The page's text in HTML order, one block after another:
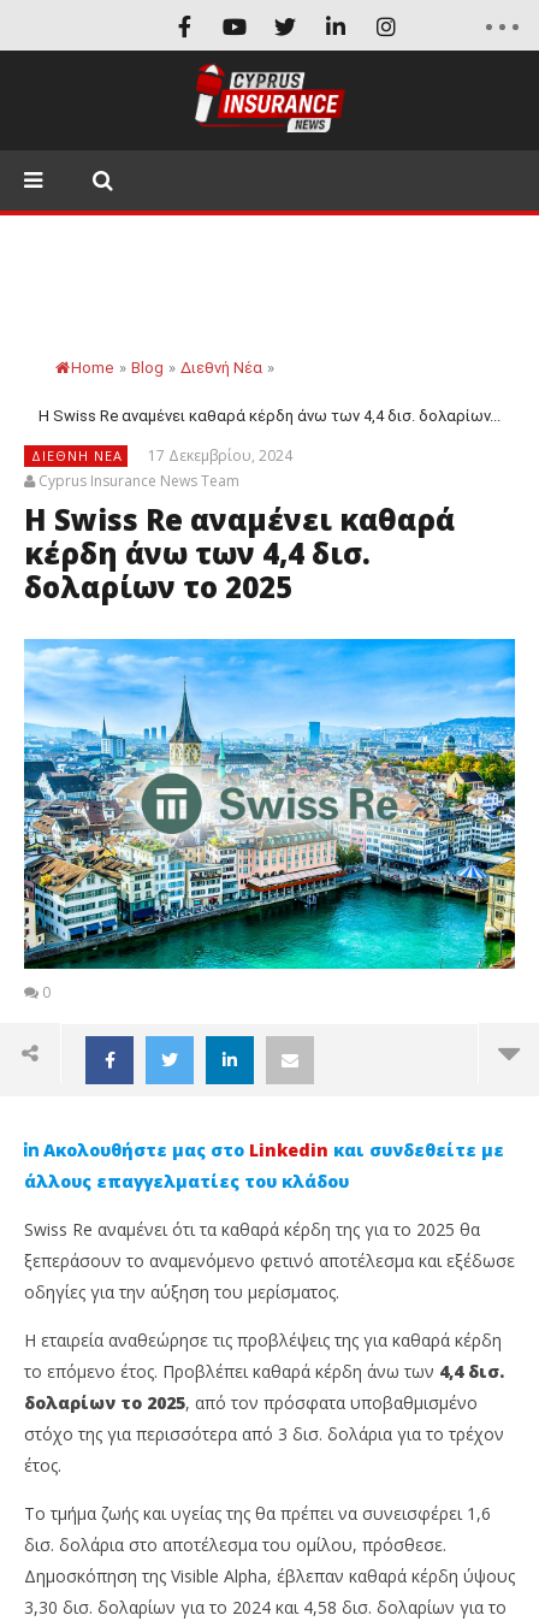
Home » Blog » Διεθνή Νέα »
Η Swiss Re αναμένει καθαρά κέρδη άνω των 4,4 δισ. δολαρίων...
ΔΙΕΘΝΉ ΝΈΑ
17 Δεκεμβρίου, 2024
Cyprus Insurance News Team
Η Swiss Re αναμένει καθαρά
κέρδη άνω των 4,4 δισ.
δολαρίων το 2025
0
NOW VIEWING
Η Swiss Re αναμένει καθαρά κέρδη άνω των 4,4
δισ. δολαρίων το 2025
17
Δεκεμβρίου,
2024
Cyprus
Insurance
Ακολουθήστε μας στο Linkedin και συνδεθείτε με
άλλους επαγγελματίες του κλάδου
Swiss Re αναμένει ότι τα καθαρά κέρδη της για το 2025 θα
ξεπεράσουν το αναμενόμενο φετινό αποτέλεσμα και εξέδωσε
οδηγίες για την αύξηση του μερίσματος.
Η εταιρεία αναθεώρησε τις προβλέψεις της για καθαρά κέρδη
το επόμενο έτος. Προβλέπει καθαρά κέρδη άνω των 4,4 δισ.
δολαρίων το 2025, από τον πρόσφατα υποβαθμισμένο
στόχο της για περισσότερα από 3 δισ. δολάρια για το τρέχον
έτος.
Το τμήμα ζωής και υγείας της θα πρέπει να συνεισφέρει 1,6
δισ. δολάρια στο αποτέλεσμα του ομίλου, πρόσθεσε.
Δημοσκόπηση της Visible Alpha, έβλεπαν καθαρά κέρδη ύψους
3,30 δισ. δολαρίων για το 2024 και 4,58 δισ. δολαρίων για το